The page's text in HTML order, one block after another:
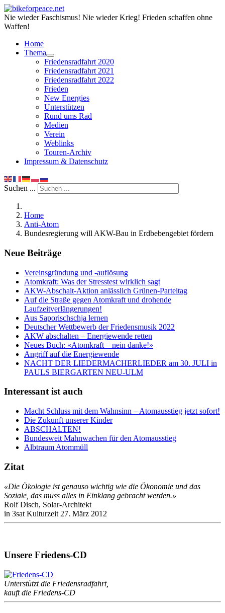
Nie wieder Faschismus! Nie wieder Krieg! Frieden schaffen ohne
Waffen!
Home
Thema
Friedensradfahrt 2020
Friedensradfahrt 2021
Friedensradfahrt 2022
Frieden
New Energies
Unterstützen
Rund ums Rad
Medien
Verein
Weblinks
Touren-Archiv
Impressum & Datenschutz
Suchen ...
Home
Anti-Atom
Bundesregierung will AKW-Bau in Erdbebengebiet fördern
Neue Beiträge
Vereinsgründung und -auflösung
Atomkraft: Was der Stresstest wirklich sagt
AKW-Abschalt-Aktion anlässlich Grünen-Parteitag
Auf die Straße gegen Atomkraft und drohende
Laufzeitverlängerungen!
Aus Saporischschja lernen
Deutscher Wettbewerb der Friedensmusik 2022
AKW abschalten – Energiewende retten
Neues Buch: «Atomkraft – nein danke!»
Angriff auf die Energiewende
NACHT DER LIEDERMACHERLIEDER am 30. JULI in
PAULS BIERGARTEN NEU-ULM
Interessant ist auch
Macht Schluss mit dem Wahnsinn – Atomausstieg jetzt sofort!
Die Zukunft unserer Kinder
ABSCHALTEN!
Bundesweit Mahnwachen für den Atomausstieg
Albtraum Atommüll
Zitat
«Die Ökologie ist genauso wichtig wie die Ökonomie und das
Soziale, das muss alles in Einklang gebracht werden.»
Rolf Disch, Solar-Architekt
in 3sat Kulturzeit 27. März 2012
Unsere Friedens-CD
Unterstützt die Friedensradfahrt,
kauft die Friedens-CD